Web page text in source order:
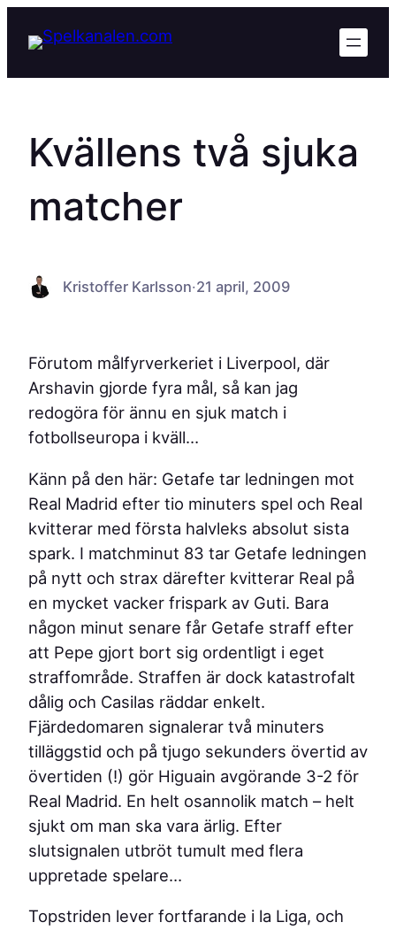
Kvällens två sjuka
matcher
Kristoffer Karlsson·21 april, 2009
Förutom målfyrverkeriet i Liverpool, där
Arshavin gjorde fyra mål, så kan jag
redogöra för ännu en sjuk match i
fotbollseuropa i kväll…
Känn på den här: Getafe tar ledningen mot
Real Madrid efter tio minuters spel och Real
kvitterar med första halvleks absolut sista
spark. I matchminut 83 tar Getafe ledningen
på nytt och strax därefter kvitterar Real på
en mycket vacker frispark av Guti. Bara
någon minut senare får Getafe straff efter
att Pepe gjort bort sig ordentligt i eget
straffområde. Straffen är dock katastrofalt
dålig och Casilas räddar enkelt.
Fjärdedomaren signalerar två minuters
tilläggstid och på tjugo sekunders övertid av
övertiden (!) gör Higuain avgörande 3-2 för
Real Madrid. En helt osannolik match – helt
sjukt om man ska vara ärlig. Efter
slutsignalen utbröt tumult med flera
uppretade spelare…
Topstriden lever fortfarande i la Liga, och